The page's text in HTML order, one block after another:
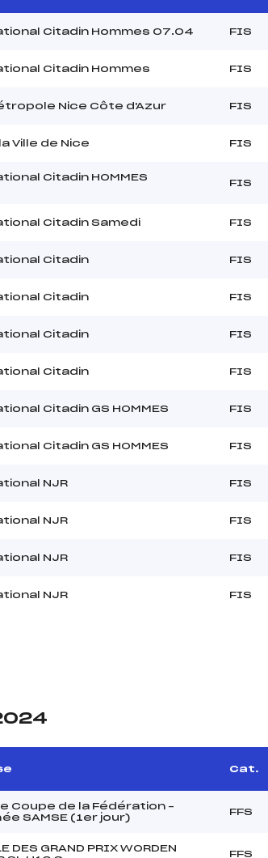
Citadin Hommes 07.04 FIS
Citadin Hommes FIS
Nice Côte d'Azur FIS
Ville de Nice FIS
Citadin HOMMES
FIS
Citadin Samedi FIS
Citadin FIS
Citadin FIS
Citadin FIS
Citadin FIS
Citadin GS HOMMES FIS
Citadin GS HOMMES FIS
NJR FIS
NJR FIS
NJR FIS
NJR FIS
Cat.
Coupe de la Fédération –
SAMSE (1er jour)
FFS
DES GRAND PRIX WORDEN
FFS